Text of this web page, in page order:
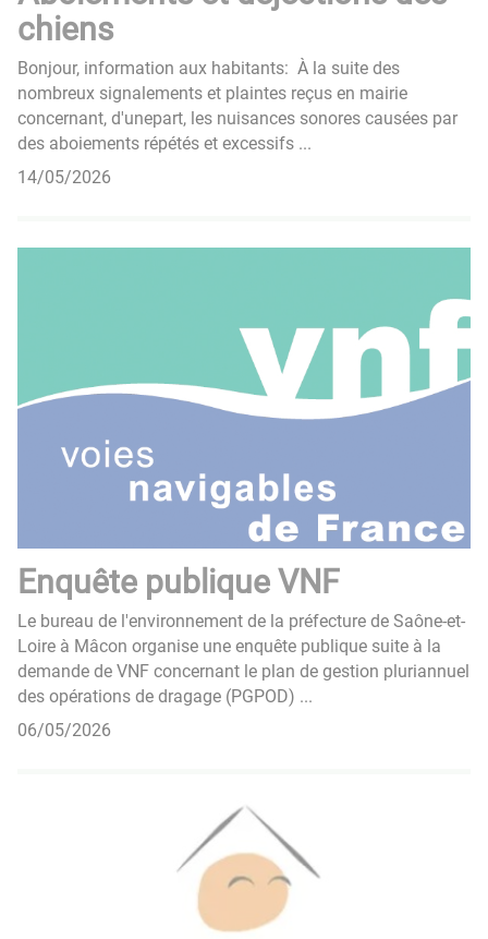
chiens
Bonjour, information aux habitants: À la suite des
nombreux signalements et plaintes reçus en mairie
concernant, d'unepart, les nuisances sonores causées par
des aboiements répétés et excessifs ...
14/05/2026
Enquête publique VNF
Le bureau de l'environnement de la préfecture de Saône-et-
Loire à Mâcon organise une enquête publique suite à la
demande de VNF concernant le plan de gestion pluriannuel
des opérations de dragage (PGPOD) ...
06/05/2026